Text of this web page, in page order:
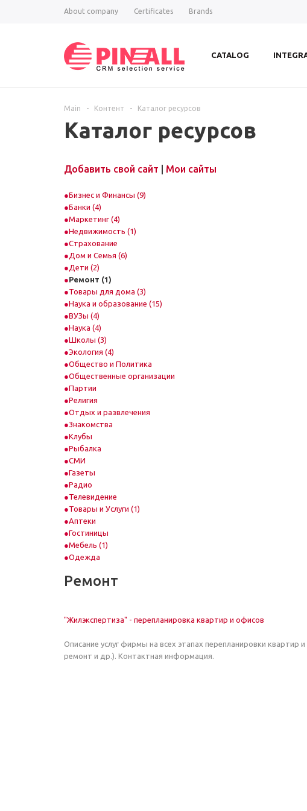
About company Certificates Brands
CATALOG
Main - Контент - Каталог ресурсов
Каталог ресурсов
Добавить свой сайт Мои сайты
Бизнес и Финансы (9)
Банки (4)
Маркетинг (4)
Недвижимость (1)
Страхование
Дом и Семья (6)
Дети (2)
Ремонт (1)
Товары для дома (3)
Наука и образование (15)
ВУЗы (4)
Наука (4)
Школы (3)
Экология (4)
Общество и Политика
Общественные организации
Партии
Религия
Отдых и развлечения
Знакомства
Клубы
Рыбалка
СМИ
Газеты
Радио
Телевидение
Товары и Услуги (1)
Аптеки
Гостиницы
Мебель (1)
Одежда
Ремонт
"Жилэкспертиза" - перепланировка квартир и офисов
Описание услуг фирмы на всех этапах перепланировки
ремонт и др.). Контактная информация.